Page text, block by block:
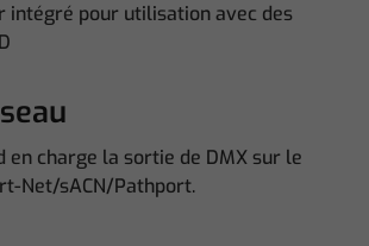
intégré pour utilisation avec des
en charge la sortie de DMX sur le
Net/sACN/Pathport.